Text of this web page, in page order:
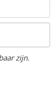
zijn.